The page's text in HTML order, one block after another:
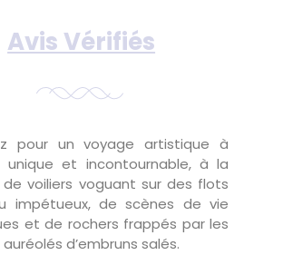
Avis Vérifiés
pour un voyage artistique à
unique et incontournable, à la
voiliers voguant sur des flots
impétueux, de scènes de vie
et de rochers frappés par les
d’embruns salés.